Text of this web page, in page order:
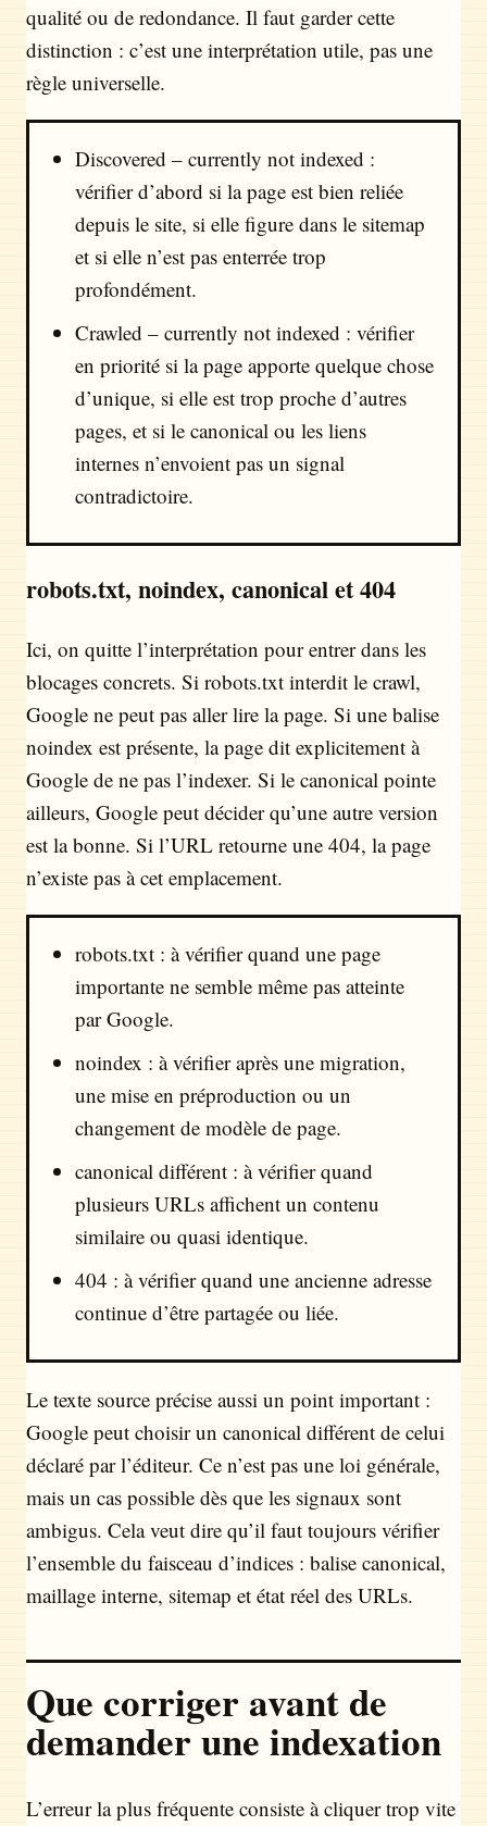
qualité ou de redondance. Il faut garder cette
distinction : c’est une interprétation utile, pas une
règle universelle.
Discovered – currently not indexed :
vérifier d’abord si la page est bien reliée
depuis le site, si elle figure dans le sitemap
et si elle n’est pas enterrée trop
profondément.
Crawled – currently not indexed : vérifier
en priorité si la page apporte quelque chose
d’unique, si elle est trop proche d’autres
pages, et si le canonical ou les liens
internes n’envoient pas un signal
contradictoire.
robots.txt, noindex, canonical et 404
Ici, on quitte l’interprétation pour entrer dans les
blocages concrets. Si robots.txt interdit le crawl,
Google ne peut pas aller lire la page. Si une balise
noindex est présente, la page dit explicitement à
Google de ne pas l’indexer. Si le canonical pointe
ailleurs, Google peut décider qu’une autre version
est la bonne. Si l’URL retourne une 404, la page
n’existe pas à cet emplacement.
robots.txt : à vérifier quand une page
importante ne semble même pas atteinte
par Google.
noindex : à vérifier après une migration,
une mise en préproduction ou un
changement de modèle de page.
canonical différent : à vérifier quand
plusieurs URLs affichent un contenu
similaire ou quasi identique.
404 : à vérifier quand une ancienne adresse
continue d’être partagée ou liée.
Le texte source précise aussi un point important :
Google peut choisir un canonical différent de celui
déclaré par l’éditeur. Ce n’est pas une loi générale,
mais un cas possible dès que les signaux sont
ambigus. Cela veut dire qu’il faut toujours vérifier
l’ensemble du faisceau d’indices : balise canonical,
maillage interne, sitemap et état réel des URLs.
Que corriger avant de
demander une indexation
L’erreur la plus fréquente consiste à cliquer trop vite